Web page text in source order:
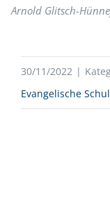
Arnold Glitsch-
30/11/2022 |
Evangelische